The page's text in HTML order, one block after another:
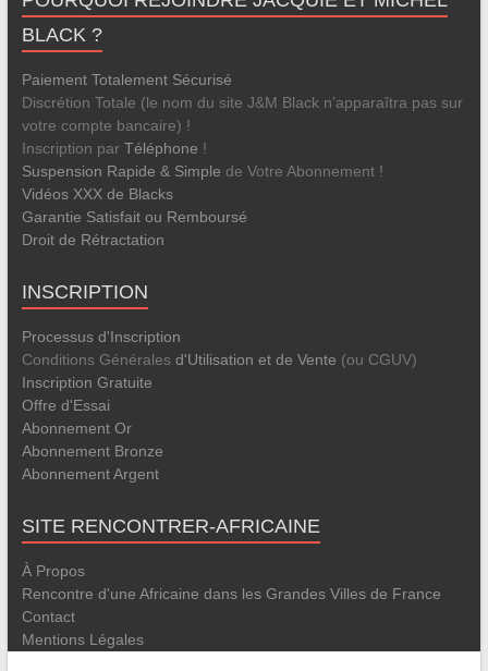
BLACK ?
Paiement Totalement Sécurisé
Discrétion Totale (le nom du site J&M Black n’apparaîtra pas sur
votre compte bancaire) !
Inscription par Téléphone !
Suspension Rapide & Simple de Votre Abonnement !
Vidéos XXX de Blacks
Garantie Satisfait ou Remboursé
Droit de Rétractation
INSCRIPTION
Processus d'Inscription
Conditions Générales d'Utilisation et de Vente (ou CGUV)
Inscription Gratuite
Offre d'Essai
Abonnement Or
Abonnement Bronze
Abonnement Argent
SITE RENCONTRER-AFRICAINE
À Propos
Rencontre d'une Africaine dans les Grandes Villes de France
Contact
Mentions Légales